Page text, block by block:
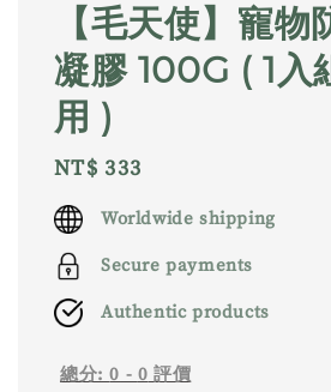
【毛天使】寵物
凝膠 100G ( 1
用 )
Regular
price
NT$ 333
Worldwide shipping
Secure payments
Authentic products
總分:0 - 0 評價